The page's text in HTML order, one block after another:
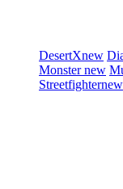
DesertXnew
Monsternew
Streetfighternew